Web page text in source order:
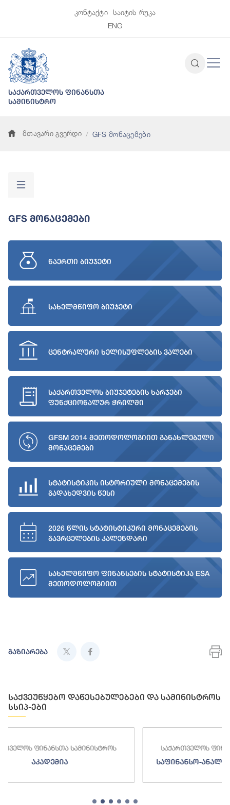
კონტაქტი
საიტის რუკა
ENG
საქართველოს ფინანსთა
სამინისტრო
მთავარი გვერდი GFS მონაცემები
GFS Მონაცემები
ნაერთი ბიუჯეტი
სახელმწიფო ბიუჯეტი
ცენტრალური ხელისუფლების ვალები
საქართველოს ბიუჯეტების ხარჯები
ფუნქციონალურ ჭრილში
GFSM 2014 მეთოდოლოგიით განახლებული
მონაცემები
სტატისტიკის ისტორიული მონაცემების
გადახედვის წესი
2026 წლის სტატისტიკური მონაცემების
გავრცელების კალენდარი
სახელმწიფო ფინანსების სტატისტიკა ESA
მეთოდოლოგიით
გაზიარება
საქვეუწყებო დაწესებულებები და სამინისტროს
სსიპ-ები
საქართველოს ფინანსთა სამინისტროს
საფინანსო-ანალიტიკური სამსახური